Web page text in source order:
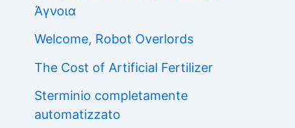
Άγνοια
Welcome, Robot Overlords
The Cost of Artificial Fertilizer
Sterminio completamente
automatizzato